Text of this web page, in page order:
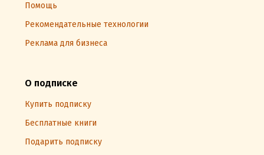
Помощь
Рекомендательные технологии
Реклама для бизнеса
О подписке
Купить подписку
Бесплатные книги
Подарить подписку